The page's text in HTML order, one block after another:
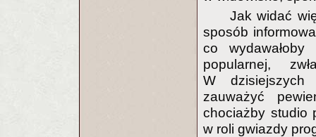
Jak widać
sposób
co
popularnej,
W dzisiejszych
zauważyć
chociażby studio
w roli gwiazdy